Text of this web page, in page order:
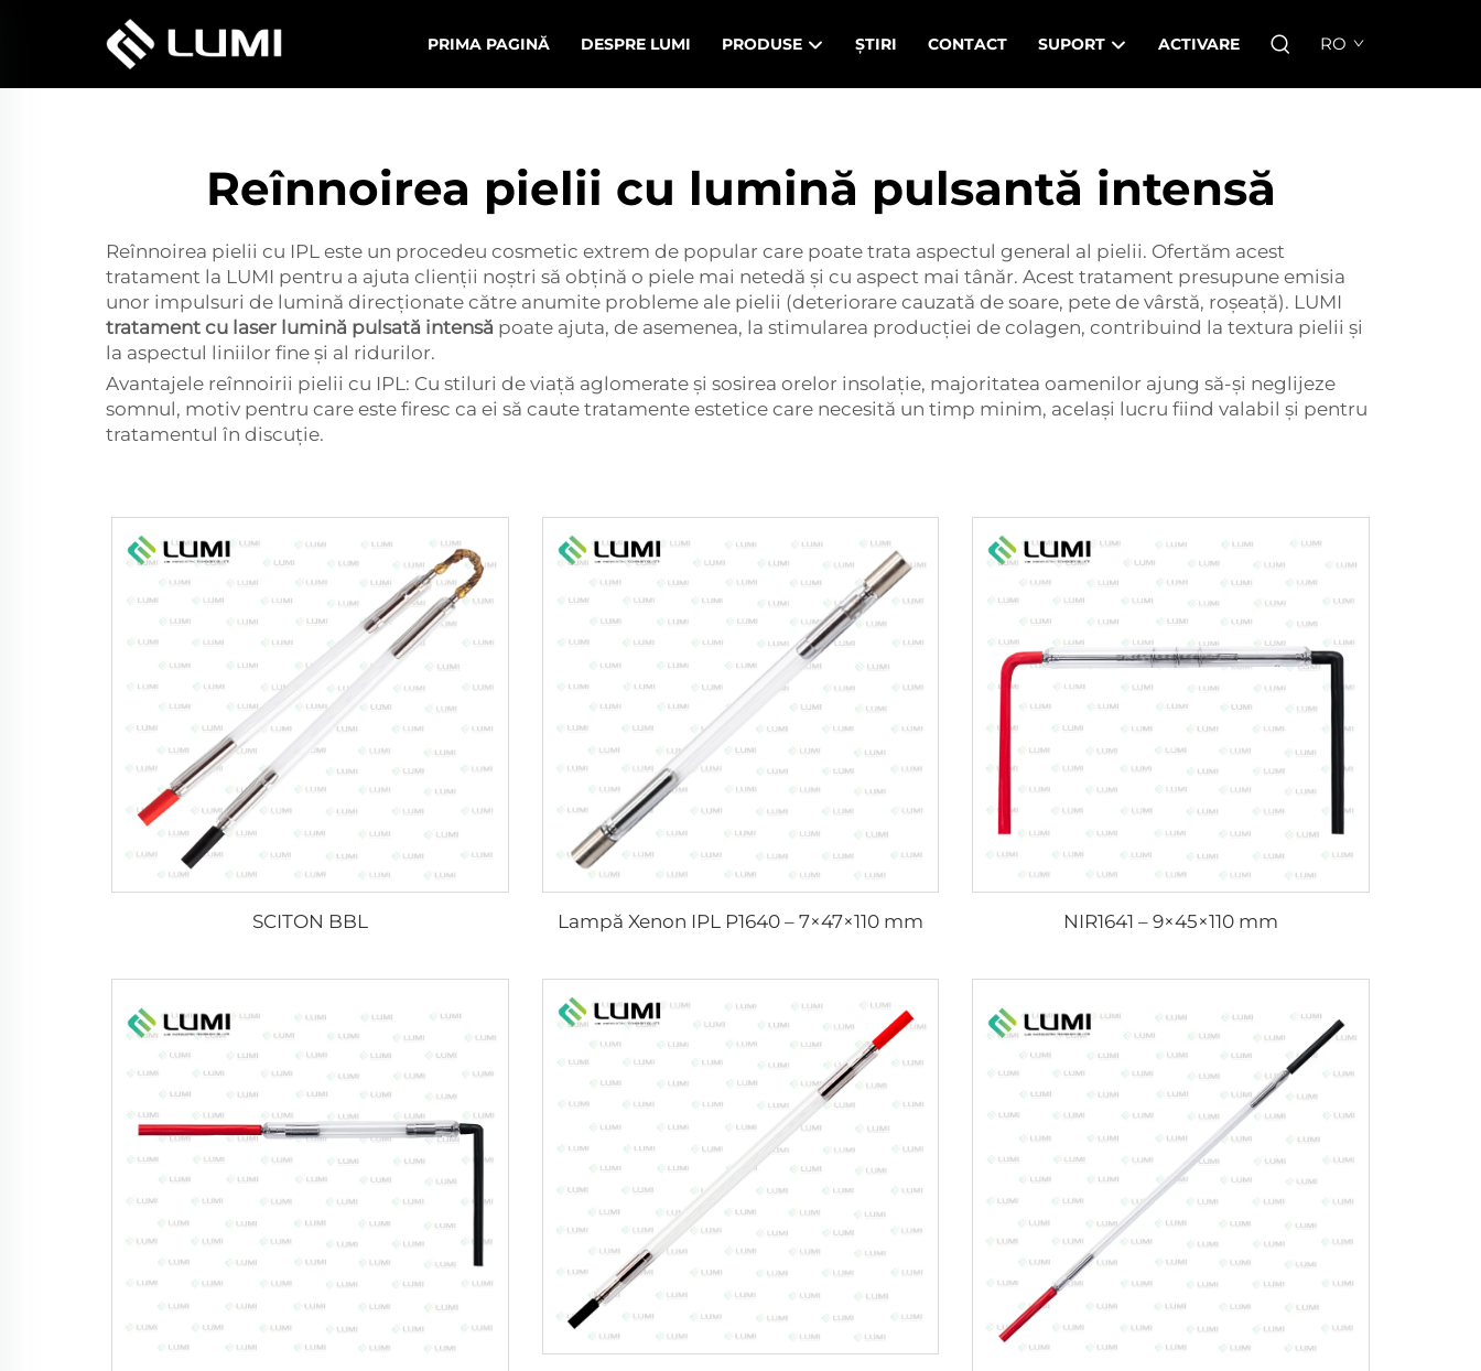
PRIMA PAGINĂ DESPRE LUMI PRODUSE ȘTIRI CONTACT SUPORT ACTIVARE RO
Reînnoirea pielii cu lumină pulsantă intensă
Reînnoirea pielii cu IPL este un procedeu cosmetic extrem de popular care poate trata aspectul general al pielii. Ofertăm acest
tratament la LUMI pentru a ajuta clienții noștri să obțină o piele mai netedă și cu aspect mai tânăr. Acest tratament presupune emisia
unor impulsuri de lumină direcționate către anumite probleme ale pielii (deteriorare cauzată de soare, pete de vârstă, roșeață). LUMI
tratament cu laser lumină pulsată intensă poate ajuta, de asemenea, la stimularea producției de colagen, contribuind la textura pielii și
la aspectul liniilor fine și al ridurilor.
Avantajele reînnoirii pielii cu IPL: Cu stiluri de viață aglomerate și sosirea orelor insolație, majoritatea oamenilor ajung să-și neglijeze
somnul, motiv pentru care este firesc ca ei să caute tratamente estetice care necesită un timp minim, același lucru fiind valabil și pentru
tratamentul în discuție.
SCITON BBL Lampă Xenon IPL P1640 – 7×47×110 mm NIR1641 – 9×45×110 mm